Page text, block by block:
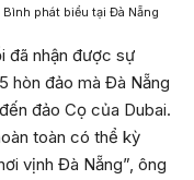
phát biểu tại Đà Nẵng
đã nhận được sự
hòn đảo mà Đà Nẵng
đảo Cọ của Dubai.
toàn có thể kỳ
vịnh Đà Nẵng”, ông